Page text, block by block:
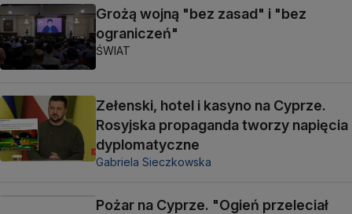
Grożą wojną "bez zasad" i "bez
ograniczeń"
ŚWIAT
Zełenski, hotel i kasyno na Cyprze.
Rosyjska propaganda tworzy napięcia
dyplomatyczne
Gabriela Sieczkowska
Pożar na Cyprze. "Ogień przeleciał